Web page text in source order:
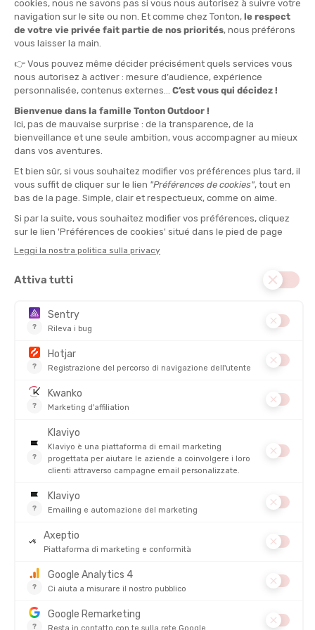
35-38 39-41 42-44 45 - 48
QUANTITÀ
>> CLICK & COLLECT-Vedi le scorte del negozio
Spedito in 24/48 ore
CONSEGNA GRATUITA
Da 30 € di acquisto
CASHBACK
Guadagna 1,50 € con
DESCRIZIONE DEL PRODOTTO: CALZE MID
COMPRESSION V2.0 UNISEX
COMPRESSPORT
CALZE PRO RACING V4.0 RUN HIGH
20,00 €
COMPRESSPORT
CHAUSSETTES PRO MARATHON
25,00
RECENSIONI
CALZE MID COMPRESSION V2.0 UNISEX
5/5
(1 recensione)